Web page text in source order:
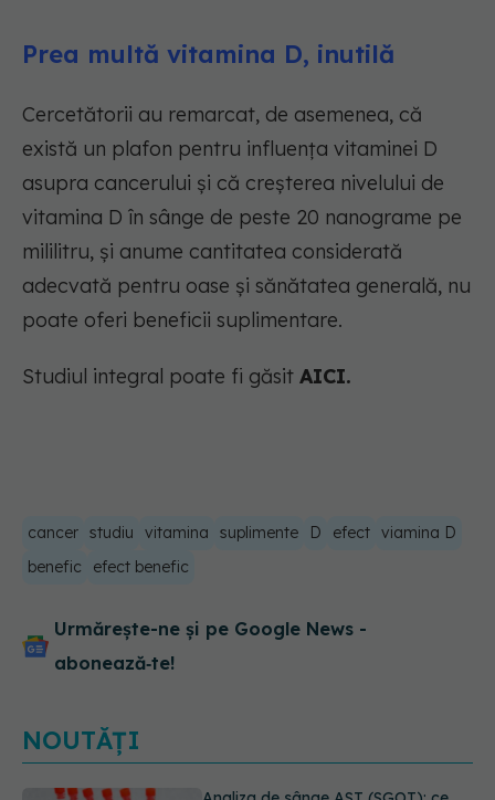
Prea multă vitamina D, inutilă
Cercetătorii au remarcat, de asemenea, că
există un plafon pentru influența vitaminei D
asupra cancerului și că creșterea nivelului de
vitamina D în sânge de peste 20 nanograme pe
mililitru, și anume cantitatea considerată
adecvată pentru oase și sănătatea generală, nu
poate oferi beneficii suplimentare.
Studiul integral poate fi găsit AICI.
cancer studiu vitamina suplimente D efect viamina D
benefic
efect benefic
Urmărește-ne și pe Google News -
abonează‑te!
NOUTĂȚI